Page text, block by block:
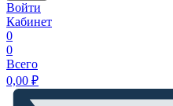
Войти
Кабинет
0
0
Всего
0,00 ₽